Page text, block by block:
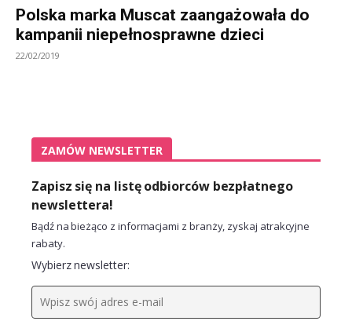
Polska marka Muscat zaangażowała do
kampanii niepełnosprawne dzieci
22/02/2019
ZAMÓW NEWSLETTER
Zapisz się na listę odbiorców bezpłatnego
newslettera!
Bądź na bieżąco z informacjami z branży, zyskaj atrakcyjne
rabaty.
Wybierz newsletter: